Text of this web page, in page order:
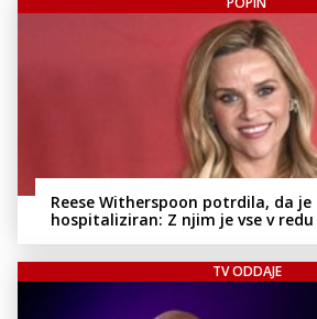
Reese Witherspoon potrdila, da je
hospitaliziran: Z njim je vse v redu
TV ODDAJE